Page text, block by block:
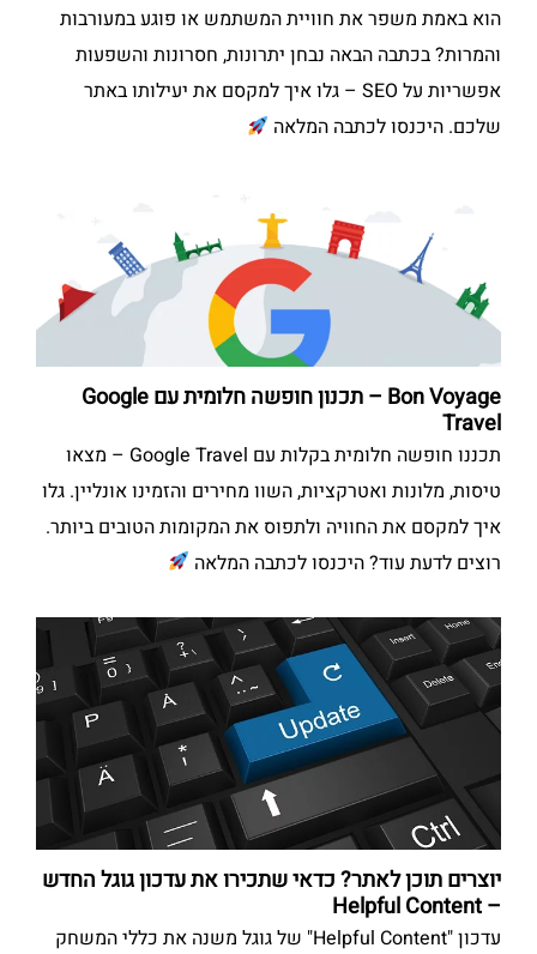
הוא באמת משפר את חוויית המשתמש או פוגע במעורבות
והמרות? בכתבה הבאה נבחן יתרונות, חסרונות והשפעות
אפשריות על SEO – גלו איך למקסם את יעילותו באתר
שלכם. היכנסו לכתבה המלאה
Bon Voyage – תכנון חופשה חלומית עם Google
Travel
תכננו חופשה חלומית בקלות עם Google Travel – מצאו
טיסות, מלונות ואטרקציות, השוו מחירים והזמינו אונליין. גלו
איך למקסם את החוויה ולתפוס את המקומות הטובים ביותר.
רוצים לדעת עוד? היכנסו לכתבה המלאה
יוצרים תוכן לאתר? כדאי שתכירו את עדכון גוגל החדש
– Helpful Content
עדכון "Helpful Content" של גוגל משנה את כללי המשחק